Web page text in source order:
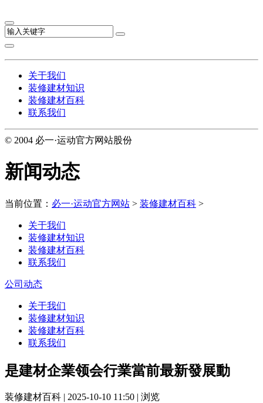
关于我们
装修建材知识
装修建材百科
联系我们
© 2004 必一·运动官方网站股份
新闻动态
当前位置： 必一·运动官方网站 > 装修建材百科 >
关于我们
装修建材知识
装修建材百科
联系我们
公司动态
关于我们
装修建材知识
装修建材百科
联系我们
是建材企業领会行業當前最新發展動
装修建材百科 | 2025-10-10 11:50 | 浏览